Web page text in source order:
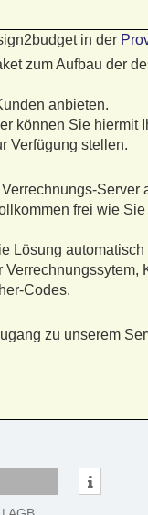
in der
zum Aufbau der
anbieten.
können Sie
Verfügung stellen.
frei wie
Lösung automatisch
Codes.
zu unserem